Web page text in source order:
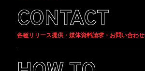
CONTACT
各種リリース提供・媒体資料請求・お問い合わせ